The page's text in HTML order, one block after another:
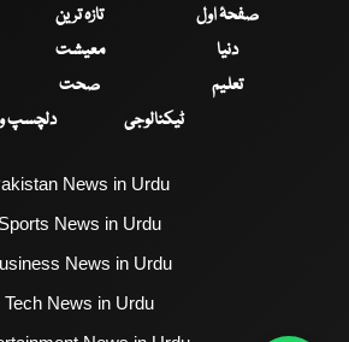
صفحۂ اول تازہ ترین
دنیا
معیشت
تعلیم
صحت
ٹیکنالوجی
دلچسپ
News in Urdu
Sports News in Urdu
News in Urdu
Tech News in Urdu